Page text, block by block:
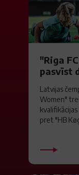
"Riga
pasvīst
Latvijas
Women"
pret "HB